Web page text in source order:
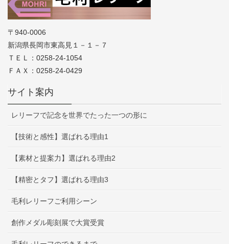
〒940-0006
新潟県長岡市東高見１－１－７
ＴＥＬ：0258-24-1054
ＦＡＸ：0258-24-0429
サイト案内
レリーフで記念を世界でたった一つの形に
【技術と感性】選ばれる理由1
【素材と提案力】選ばれる理由2
【精密とタフ】選ばれる理由3
毛利レリーフご利用シーン
創作メダル彫刻展で大賞受賞